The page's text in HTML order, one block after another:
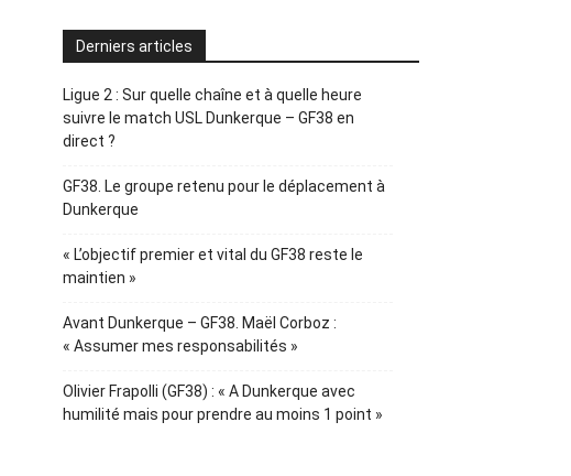
Derniers articles
Ligue 2 : Sur quelle chaîne et à quelle heure
suivre le match USL Dunkerque – GF38 en
direct ?
GF38. Le groupe retenu pour le déplacement à
Dunkerque
« L’objectif premier et vital du GF38 reste le
maintien »
Avant Dunkerque – GF38. Maël Corboz :
« Assumer mes responsabilités »
Olivier Frapolli (GF38) : « A Dunkerque avec
humilité mais pour prendre au moins 1 point »